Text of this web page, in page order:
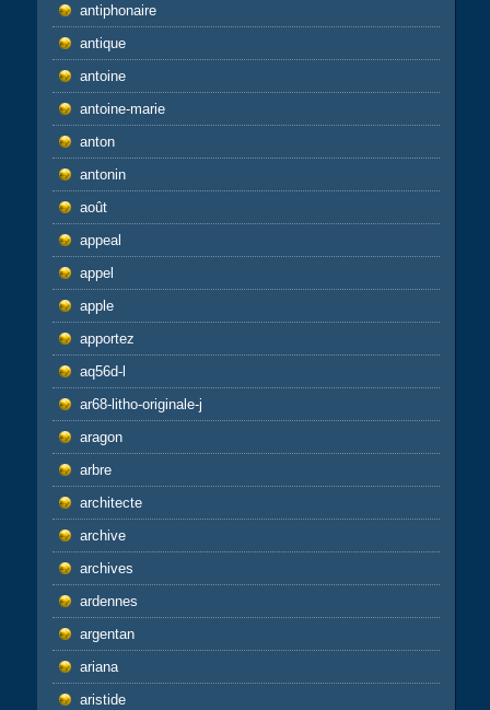
antiphonaire
antique
antoine
antoine-marie
anton
antonin
août
appeal
appel
apple
apportez
aq56d-l
ar68-litho-originale-j
aragon
arbre
architecte
archive
archives
ardennes
argentan
ariana
aristide